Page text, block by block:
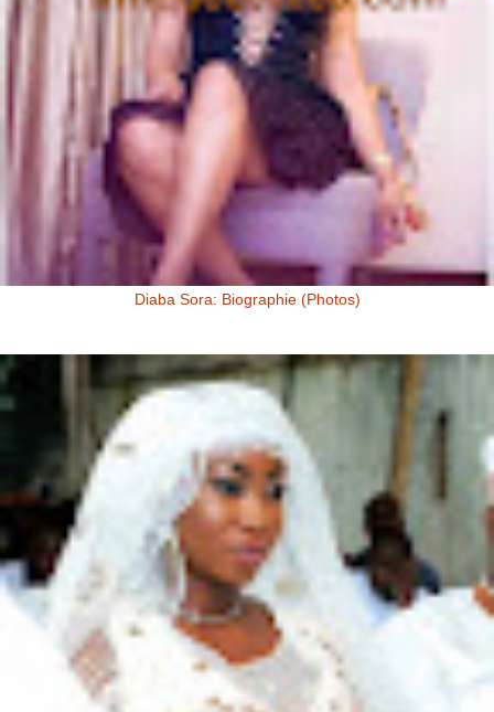
Diaba Sora: Biographie (Photos)